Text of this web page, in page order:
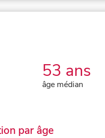
53 ans
âge médian
par âge